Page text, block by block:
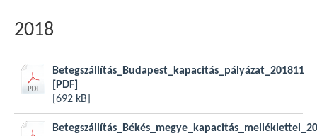
2018
Betegszállítás_Budapest_kapacitás_pályázat_201811
[PDF]
[692 kB]